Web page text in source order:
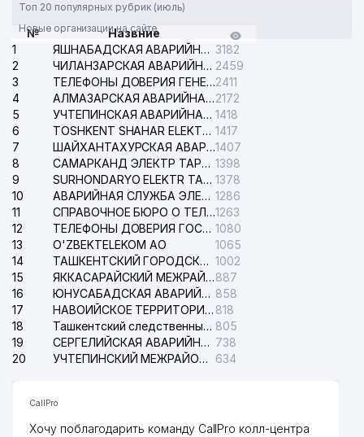
Топ 20 популярных рубрик (июль)
Новые организации на сайте
№
Назвние
1
ЯШНАБАДСКАЯ АВАРИЙНАЯ СЛУЖБА ЭЛЕКТРОСЕТИ 3182
2
ЧИЛАНЗАРСКАЯ АВАРИЙНАЯ СЛУЖБА ЭЛЕКТРОСЕТИ 2459
3
ТЕЛЕФОНЫ ДОВЕРИЯ ГЕНЕРАЛЬНОЙ ПРОКУРАТУРЫ РЕСПУБЛИКИ УЗБЕКИСТАН2411
4
АЛМАЗАРСКАЯ АВАРИЙНАЯ СЛУЖБА ЭЛЕКТРОСЕТИ2172
5
УЧТЕПИНСКАЯ АВАРИЙНАЯ СЛУЖБА ЭЛЕКТРОСЕТИ 1418
6
TOSHKENT SHAHAR ELEKTR TARMOQLARI KORXONASI АО 1417
7
ШАЙХАНТАХУРСКАЯ АВАРИЙНАЯ СЛУЖБА ЭЛЕКТРОСЕТИ1407
8
САМАРКАНД ЭЛЕКТР ТАРМОКЛАРИ АО 1398
9
SURHONDARYO ELEKTR TARMOKLARI АО 1378
10
АВАРИЙНАЯ СЛУЖБА ЭЛЕКТРОСЕТИ ТАШКЕНТСКОГО РАЙОНА 1286
11
СПРАВОЧНОЕ БЮРО О ТЕЛЕФОНАХ ОРГАНИЗАЦИЙ г. ТАШКЕНТА1263
12
ТЕЛЕФОНЫ ДОВЕРИЯ ГОСУДАРСТВЕННОГО ЦЕНТРА ТЕСТИРОВАНИЯ 1080
13
O'ZBEKTELEKOM АО
1065
14
ТАШКЕНТСКИЙ ГОРОДСКОЙ СУД ПО ГРАЖДАНСКИМ ДЕЛАМ 1002
15
ЯККАСАРАЙСКИЙ МЕЖРАЙОННЫЙ СУД ПО ГРАЖДАНСКИМ ДЕЛАМ887
16
ЮНУСАБАДСКАЯ АВАРИЙНАЯ СЛУЖБА ЭЛЕКТРОСЕТИ 858
17
НАВОИЙСКОЕ ТЕРРИТОРИАЛЬНОЕ ПРЕДПРИЯТИЕ ЭЛЕКТРОСЕТИ АО 818
18
Ташкентский следственный изолятор 805
19
СЕРГЕЛИЙСКАЯ АВАРИЙНАЯ СЛУЖБА ЭЛЕКТРОСЕТИ 738
20
УЧТЕПИНСКИЙ МЕЖРАЙОННЫЙ СУД ПО ГРАЖДАНСКИМ ДЕЛАМ 634
CallPro
Хочу поблагодарить команду CallPro колл-центра